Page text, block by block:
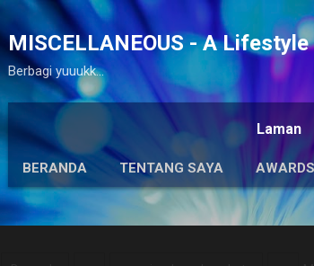
MISCELLANEOUS - A
Berbagi yuuukk...
Laman
BERANDA TENTANG SAYA AWARDS